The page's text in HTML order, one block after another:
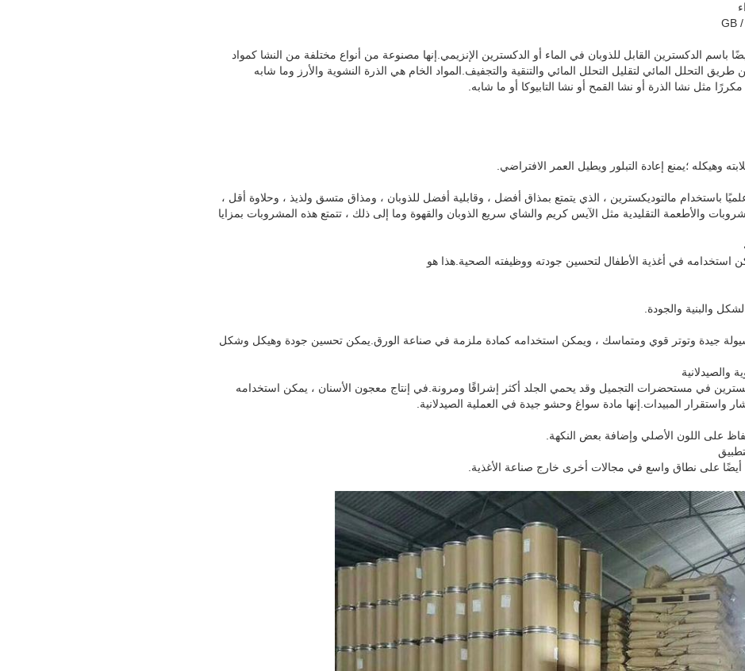
باسم الدكسترين القابل للذوبان في الماء أو الدكسترين الإنزيمي.إنها مصنوعة من أنواع مختلفة من النشا كمواد
طريق التحلل المائي لتقليل التحلل المائي والتنقية والتجفيف.المواد الخام هي الذرة النشوية والأرز وما شابه
مثل نشا الذرة أو نشا القمح أو نشا التابيوكا أو ما شابه.
وهيكله ؛يمنع إعادة التبلور ويطيل العمر الافتراضي.
باستخدام مالتوديكسترين ، الذي يتمتع بمذاق أفضل ، وقابلية أفضل للذوبان ، ومذاق متسق ولذيذ ، وحلاوة أقل ،
والأطعمة التقليدية مثل الآيس كريم والشاي سريع الذوبان والقهوة وما إلى ذلك ، تتمتع هذه المشروبات بمزايا
استخدامه في أغذية الأطفال لتحسين جودته ووظيفته الصحية.هذا هو
والبنية والجودة.
سيولة جيدة وتوتر قوي ومتماسك ، ويمكن استخدامه كمادة ملزمة في صناعة الورق.يمكن تحسين جودة وهيكل وشكل
في مستحضرات التجميل وقد يحمي الجلد أكثر إشراقًا ومرونة.في إنتاج معجون الأسنان ، يمكن استخدامه
على اللون الأصلي وإضافة بعض النكهة.
أيضًا على نطاق واسع في مجالات أخرى خارج صناعة الأغذية.